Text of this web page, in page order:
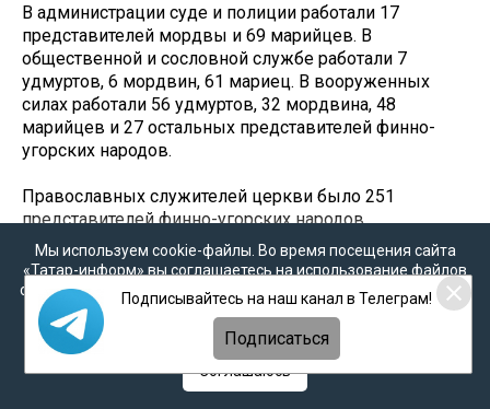
В администрации суде и полиции работали 17
представителей мордвы и 69 марийцев. В
общественной и сословной службе работали 7
удмуртов, 6 мордвин, 61 мариец. В вооруженных
силах работали 56 удмуртов, 32 мордвина, 48
марийцев и 27 остальных представителей финно-
угорских народов.
Православных служителей церкви было 251
представителей финно-угорских народов.
Педагогической деятельностью занимались 52
человек. В прислуге работали 15 удмуртов, 112
мордвин, 293 марийцев и 8 представителей других
финно-угорских народов.
В Казанской губернии было 35
православных религиозных деятеля из
Мы используем cookie-файлы. Во время посещения сайта
«Татар-информ» вы соглашаетесь на использование файлов
cookie в соответствии с настоящим уведомлением, согласием
наобработку персональных данных,Политикой о
персональных данных
Политикой конфиденциальности
Соглашаюсь
Подписывайтесь на наш канал в Телеграм!
Подписаться